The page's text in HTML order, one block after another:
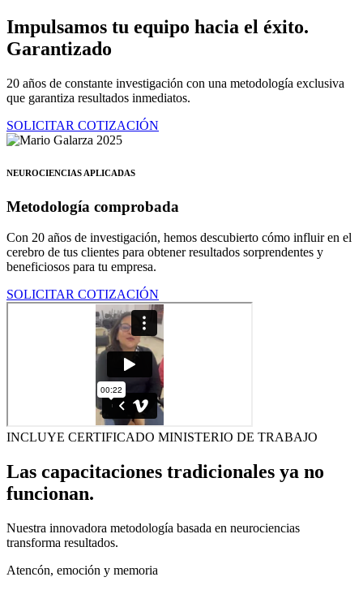
Ir
al
contenido
Impulsamos tu equipo hacia el éxito.
Garantizado
20 años de constante investigación con una metodología exclusiva
que garantiza resultados inmediatos.
SOLICITAR COTIZACIÓN
NEUROCIENCIAS APLICADAS
Metodología comprobada
Con 20 años de investigación, hemos descubierto cómo influir en el
cerebro de tus clientes para obtener resultados sorprendentes y
beneficiosos para tu empresa.
SOLICITAR COTIZACIÓN
INCLUYE CERTIFICADO MINISTERIO DE TRABAJO
Las capacitaciones tradicionales ya no
funcionan.
Nuestra innovadora metodología basada en neurociencias
transforma resultados.
Atencón, emoción y memoria